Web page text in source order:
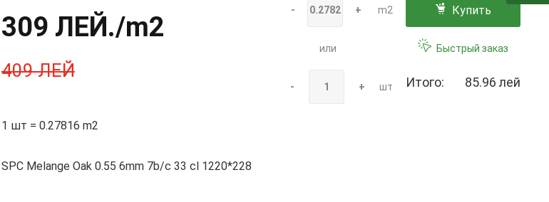
309 ЛЕЙ./m2
409 ЛЕЙ
- + m2
или
- + шт
Купить
Быстрый заказ
Итого: 85.96 лей
1 шт = 0.27816 m2
SPC Melange Oak 0.55 6mm 7b/c 33 cl 1220*228